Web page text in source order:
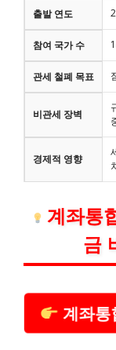
출발 연도
참여 국가 수
관세 철폐 목표
비관세 장벽
경제적 영향
계좌통
금
계좌통